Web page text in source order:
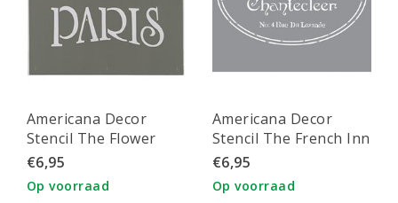
Americana Decor
Stencil The Flower
Market
€6,95
Op voorraad
Americana Decor
Stencil The French Inn
€6,95
Op voorraad